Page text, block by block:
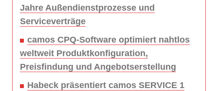
Jahre Außendienstprozesse und
Serviceverträge
camos CPQ-Software optimiert nahtlos
weltweit Produktkonfiguration,
Preisfindung und Angebotserstellung
Habeck präsentiert camos SERVICE 1